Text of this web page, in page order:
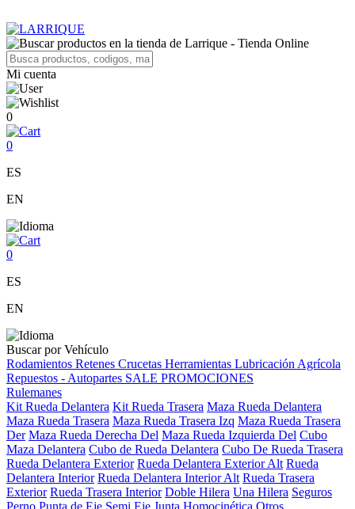
Mi cuenta
0
0
ES
EN
0
ES
EN
Buscar por Vehículo
Rodamientos Retenes Crucetas Herramientas Lubricación Agrícola
Repuestos - Autopartes SALE PROMOCIONES
Rulemanes
Kit Rueda Delantera Kit Rueda Trasera Maza Rueda Delantera
Maza Rueda Trasera Maza Rueda Trasera Izq Maza Rueda Trasera
Der Maza Rueda Derecha Del Maza Rueda Izquierda Del Cubo
Maza Delantera Cubo de Rueda Delantera Cubo De Rueda Trasera
Rueda Delantera Exterior Rueda Delantera Exterior Alt Rueda
Delantera Interior Rueda Delantera Interior Alt Rueda Trasera
Exterior Rueda Trasera Interior Doble Hilera Una Hilera Seguros
Perno Punta de Eje Semi Eje Junta Homocinética Otros